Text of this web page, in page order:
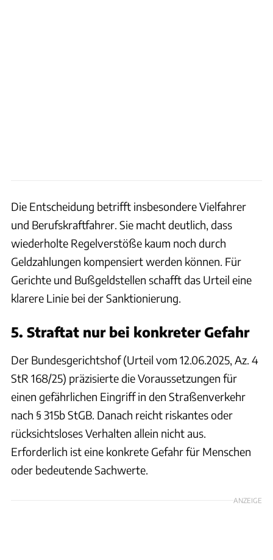
Die Entscheidung betrifft insbesondere Vielfahrer
und Berufskraftfahrer. Sie macht deutlich, dass
wiederholte Regelverstöße kaum noch durch
Geldzahlungen kompensiert werden können. Für
Gerichte und Bußgeldstellen schafft das Urteil eine
klarere Linie bei der Sanktionierung.
5. Straftat nur bei konkreter Gefahr
Der Bundesgerichtshof (Urteil vom 12.06.2025, Az. 4
StR 168/25) präzisierte die Voraussetzungen für
einen gefährlichen Eingriff in den Straßenverkehr
nach § 315b StGB. Danach reicht riskantes oder
rücksichtsloses Verhalten allein nicht aus.
Erforderlich ist eine konkrete Gefahr für Menschen
oder bedeutende Sachwerte.
ANZEIGE